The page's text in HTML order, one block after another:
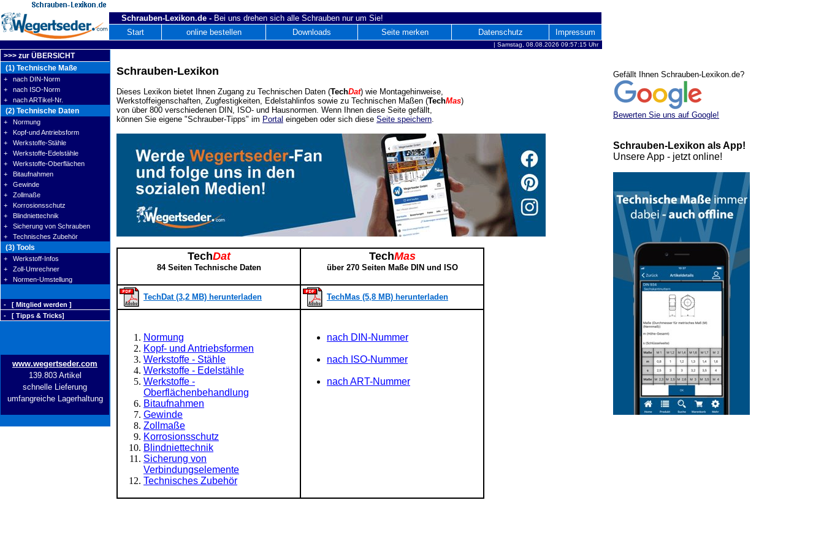
Schrauben-Lexikon.de - Bei uns drehen sich alle Schrauben nur um Sie!
Start
online bestellen Downloads Seite merken Datenschutz Impressum
| Samstag, 08.08.2026 09:57:15 Uhr
>>> zur ÜBERSICHT
(1) Technische Maße
+ nach DIN-Norm
+ nach ISO-Norm
+ nach ARTikel-Nr.
(2) Technische Daten
+ Normung
+ Kopf-und Antriebsform
+ Werkstoffe-Stähle
+ Werkstoffe-Edelstähle
+ Werkstoffe-Oberflächen
+ Bitaufnahmen
+ Gewinde
+ Zollmaße
+ Korrosionsschutz
+ Blindniettechnik
+ Sicherung von Schrauben
+ Technisches Zubehör
(3) Tools
+ Werkstoff-Infos
+ Zoll-Umrechner
+ Normen-Umstellung
- [ Mitglied werden ]
- [ Tipps & Tricks]
www.wegertseder.com
139.803 Artikel
schnelle Lieferung
umfangreiche Lagerhaltung
Schrauben-Lexikon
Dieses Lexikon bietet Ihnen Zugang zu Technischen Daten (TechDat) wie Montagehinweise,
Werkstoffeigenschaften, Zugfestigkeiten, Edelstahlinfos sowie zu Technischen Maßen (TechMas)
von über 800 verschiedenen DIN, ISO- und Hausnormen. Wenn Ihnen diese Seite gefällt,
können Sie eigene "Schrauber-Tipps" im Portal eingeben oder sich diese Seite speichern.
TechDat
84 Seiten Technische Daten
TechMas
über 270 Seiten Maße DIN und ISO
TechDat (3,2 MB) herunterladen TechMas (5,8 MB) herunterladen
Normung
Kopf- und Antriebsformen
Werkstoffe - Stähle
Werkstoffe - Edelstähle
Werkstoffe -
Oberflächenbehandlung
Bitaufnahmen
Gewinde
Zollmaße
Korrosionsschutz
Blindniettechnik
Sicherung von
Verbindungselemente
Technisches Zubehör
nach DIN-Nummer
nach ISO-Nummer
nach ART-Nummer
Gefällt Ihnen Schrauben-Lexikon.de?
Bewerten Sie uns auf Google!
Schrauben-Lexikon als App!
Unsere App - jetzt online!